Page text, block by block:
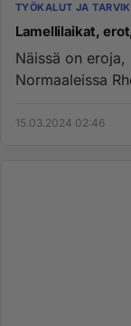
TYÖKALUT JA
Lamellilaikat,
Näissä on eroja,
Normaaleissa Rhodiuksella on 3 erilaista laatua, alpha
15.03.2024 02:46